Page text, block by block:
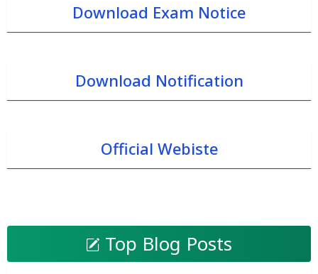
Download Exam Notice
Download Notification
Official Webiste
Top Blog Posts